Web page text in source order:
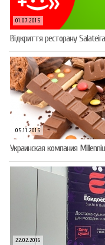
01.07.2015
Відкриття ресторану
05.11.2015
Украинская компания
22.02.2016